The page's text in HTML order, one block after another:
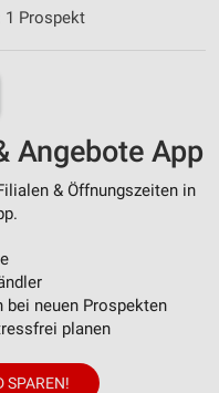
1 Prospekt
Angebote App
& Öffnungszeiten in
bei neuen Prospekten
planen
SPAREN!